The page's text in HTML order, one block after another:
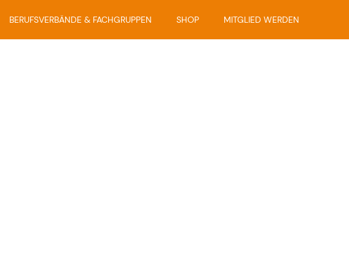
BERUFSVERBÄNDE & FACHGRUPPEN SHOP MITGLIED WERDEN